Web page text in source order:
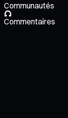
Communautés
Commentaires